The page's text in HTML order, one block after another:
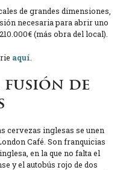
de grandes dimensiones,
necesaria para abrir uno
(más obra del local).
aquí
fusión de
cervezas inglesas se unen
Café. Son franquicias
en la que no falta el
y el autobús rojo de dos